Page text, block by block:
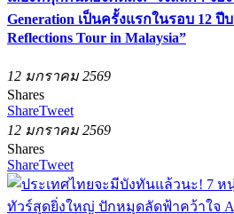
Generation เป็นครั้งแรกในรอบ 12 ปี
Reflections Tour in Malaysia”
12 มกราคม 2569
Shares
ShareTweet
12 มกราคม 2569
Shares
ShareTweet